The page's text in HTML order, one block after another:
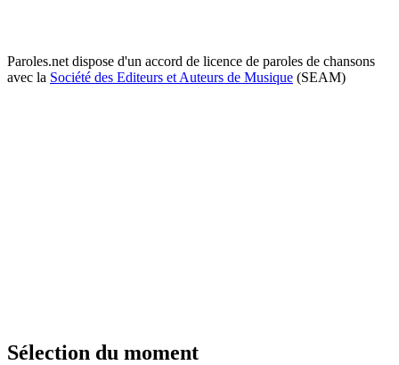
Paroles.net dispose d'un accord de licence de paroles de chansons
avec la Société des Editeurs et Auteurs de Musique (SEAM)
Sélection du moment